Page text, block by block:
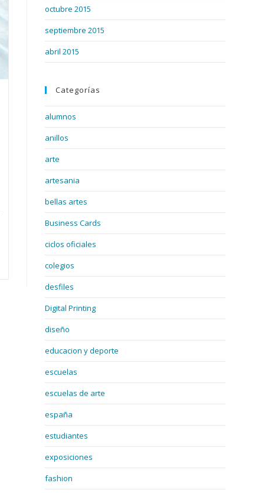
octubre 2015
septiembre 2015
abril 2015
Categorías
alumnos
anillos
arte
artesania
bellas artes
Business Cards
ciclos oficiales
colegios
desfiles
Digital Printing
diseño
educacion y deporte
escuelas
escuelas de arte
españa
estudiantes
exposiciones
fashion